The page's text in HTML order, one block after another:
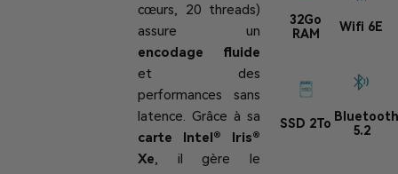
cœurs, 20 threads)
assure un
encodage fluide
et des
performances sans
latence. Grâce à sa
carte Intel® Iris®
Xe, il gère le
32Go
RAM
SSD 2To
Wifi 6E
Bluetooth
5.2